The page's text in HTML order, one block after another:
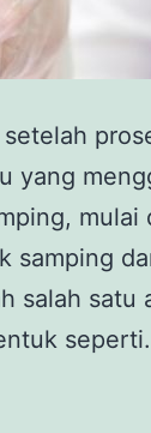
yang
mulai
samping
salah satu